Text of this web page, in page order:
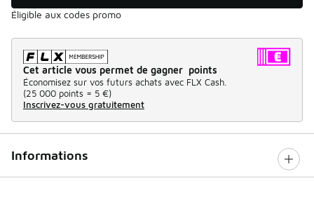
Éligible aux codes promo
Cet article vous permet de gagner points
Économisez sur vos futurs achats avec FLX Cash.
(25 000 points = 5 €)
Inscrivez-vous gratuitement
Informations